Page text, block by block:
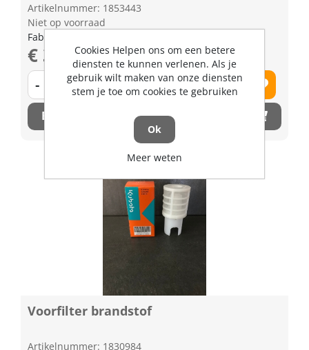
Artikelnummer: 1853443
Niet op voorraad
Fabrikant artikel nummer: 6C78230850
€ 33,03 excl. BTW
- +
Bestel nu!
Voorfilter brandstof
Artikelnummer: 1830984
Cookies Helpen ons om een betere
diensten te kunnen verlenen. Als je
gebruik wilt maken van onze diensten
stem je toe om cookies te gebruiken
Ok
Meer weten